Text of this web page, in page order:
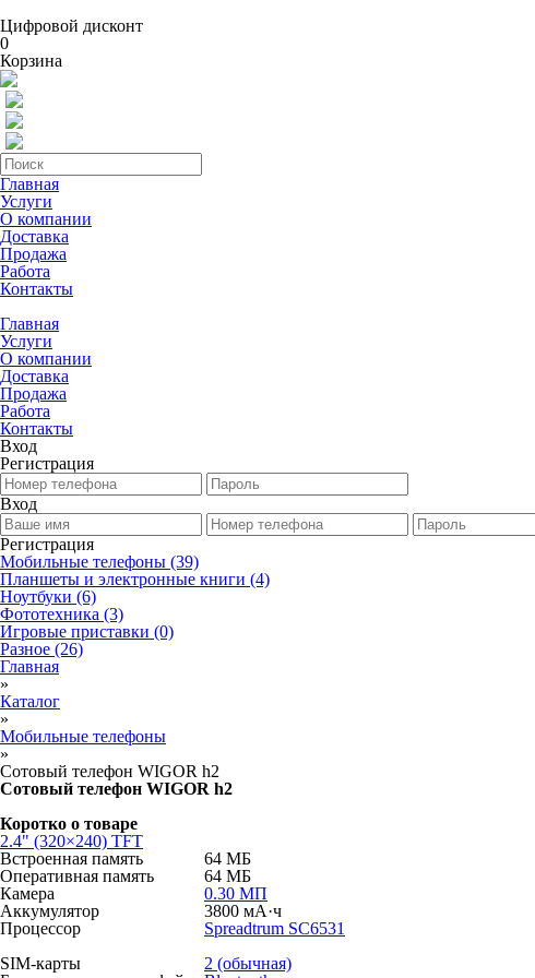
Цифровой дисконт
0
Корзина
Главная
Услуги
О компании
Доставка
Продажа
Работа
Контакты
Главная
Услуги
О компании
Доставка
Продажа
Работа
Контакты
Вход
Регистрация
Вход
Регистрация
Мобильные телефоны (39)
Планшеты и электронные книги (4)
Ноутбуки (6)
Фототехника (3)
Игровые приставки (0)
Разное (26)
Главная
»
Каталог
»
Мобильные телефоны
»
Сотовый телефон WIGOR h2
Сотовый телефон WIGOR h2
Коротко о товаре
2.4" (320×240) TFT
Встроенная память
64 МБ
Оперативная память
64 МБ
Камера
0.30 МП
Аккумулятор
3800 мА·ч
Процессор
Spreadtrum SC6531
SIM-карты
2 (обычная)